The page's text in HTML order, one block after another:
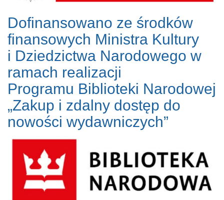
Dofinansowano ze środków
finansowych Ministra Kultury
i Dziedzictwa Narodowego w
ramach realizacji
Programu Biblioteki Narodowej
„Zakup i zdalny dostęp do
nowości wydawniczych”